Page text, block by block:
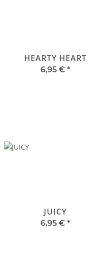
HEARTY HEART
6,95 € *
JUICY
6,95 € *